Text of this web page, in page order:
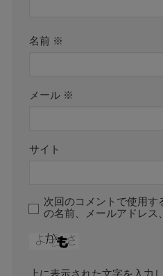
名前 ※
メール ※
サイト
次回のコメントで使用す
の名前、メールアドレス
上に表示された文字を入力